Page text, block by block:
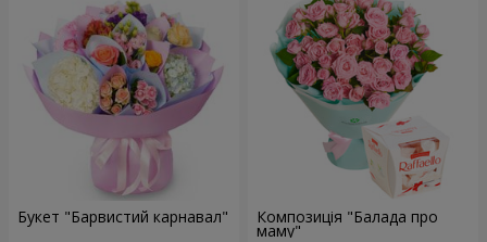
Букет "Барвистий карнавал" Композиція "Балада про
маму"